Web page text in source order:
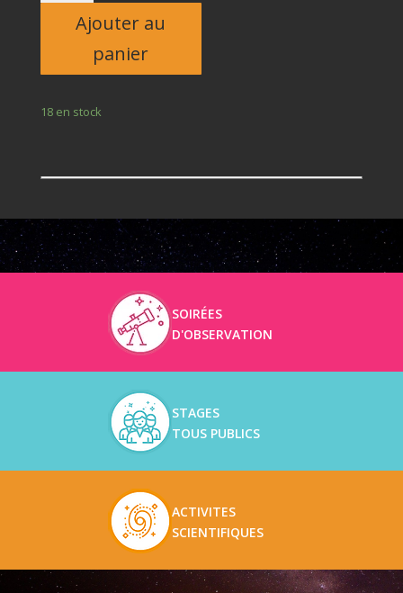
Billet
Ajouter au
panier
18 en stock
SOIRÉES
D'OBSERVATION
STAGES
TOUS PUBLICS
ACTIVITES
SCIENTIFIQUES